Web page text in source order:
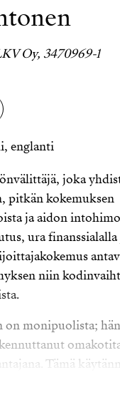
Oy, 3470969-1
englanti
joka
pitkän kokemuksen
ja aidon
ura finanssialalla
niin
on monipuolista;
Tämä
tekevät hänestä